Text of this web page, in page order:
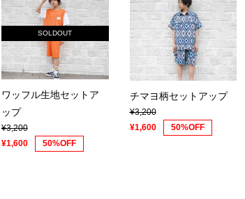
SOLDOUT
ワッフル生地セットア
ップ
¥3,200
¥1,600
50%OFF
チマヨ柄セットアップ
¥3,200
¥1,600
50%OFF